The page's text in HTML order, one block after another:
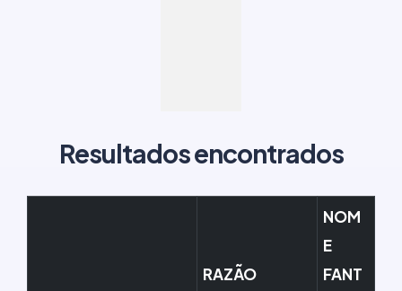
Resultados encontrados
RAZÃO
NOM
E
FANT